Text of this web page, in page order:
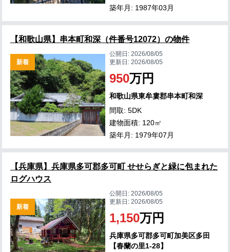
築年月: 1987年03月
【和歌山県】串本町和深（件番号12072）の物件
新着
公開日:2026/08/05
更新日:2026/08/05
950万円
和歌山県東牟婁郡串本町和深
間取: 5DK
建物面積: 120㎡
築年月: 1979年07月
【兵庫県】兵庫県多可郡多可町 せせらぎと緑に包まれた
ログハウス
新着
公開日:2026/08/05
更新日:2026/08/05
1,150万円
兵庫県多可郡多可町加美区多田
【春蘭の里1-28】